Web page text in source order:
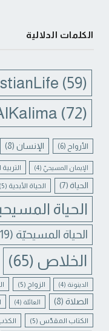
الكلمات الدلالية
(59)
(72)
الأرواح (6) الإنسان(8)
الإيمان المسيحيّ (4)
الحياة (7) الحياة الأبدية (5)
الحياة
الحياة المسيحيّة (19)
الخلاص (65)
الدينونة (4) الزواج (5)
الصلاة (8) العائلة (4)
الكتاب المقدّس (5)